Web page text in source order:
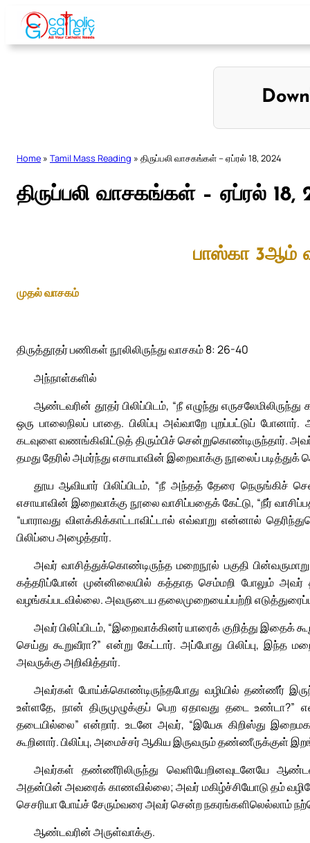
Skip
content
Home » Tamil Mass Reading » திருப்பலி வாசகங்கள் – ஏப்ரல் 18, 2024
திருப்பலி வாசகங்கள் – ஏப்ரல் 18,
பாஸ்கா 3ஆம்
முதல் வாசகம்
திருத்தூதர் பணிகள் நூலிலிருந்து வாசகம் 8: 26-40
அந்நாள்களில்
ஆண்டவரின் தூதர் பிலிப்பிடம், “நீ எழுந்து
ஒரு பாலைநிலப் பாதை. பிலிப்பு அவ்வாறே புறப்பட்டுப்
கடவுளை வணங்கிவிட்டுத் திரும்பிச் சென்றுகொண்டிருந்தார்.
தமது தேரில் அமர்ந்து எசாயாவின் இறைவாக்கு நூலைப் படித்துக்
தூய ஆவியார் பிலிப்பிடம், “நீ அந்தத் தேரை நெருங்கிச்
எசாயாவின் இறைவாக்கு நூலை வாசிப்பதைக் கேட்டு, “நீர்
“யாராவது விளக்கிக்காட்டாவிட்டால் எவ்வாறு என்னால்
பிலிப்பை அழைத்தார்.
அவர் வாசித்துக்கொண்டிருந்த மறைநூல் பகுதி
கத்தரிப்போன் முன்னிலையில் கத்தாத செம்மறி போலும் அவர்
வழங்கப்படவில்லை. அவருடைய தலைமுறையைப்பற்றி
அவர் பிலிப்பிடம், “இறைவாக்கினர் யாரைக் குறித்து இதைக்
செய்து கூறுவீரா?” என்று கேட்டார். அப்போது பிலிப்பு, இந்த
அவருக்கு அறிவித்தார்.
அவர்கள் போய்க்கொண்டிருந்தபோது வழியில் தண்ணீர்
உள்ளதே, நான் திருமுழுக்குப் பெற ஏதாவது தடை உண்டா?”
தடையில்லை” என்றார். உடனே அவர், “இயேசு கிறிஸ்து
கூறினார். பிலிப்பு, அமைச்சர் ஆகிய இருவரும் தண்ணீருக்குள்
அவர்கள் தண்ணீரிலிருந்து வெளியேறினவுடனேயே
அதன்பின் அவரைக் காணவில்லை; அவர் மகிழ்ச்சியோடு தம் வழியே
செசரியா போய்ச் சேரும்வரை அவர் சென்ற நகரங்களிலெல்லாம்
ஆண்டவரின் அருள்வாக்கு.